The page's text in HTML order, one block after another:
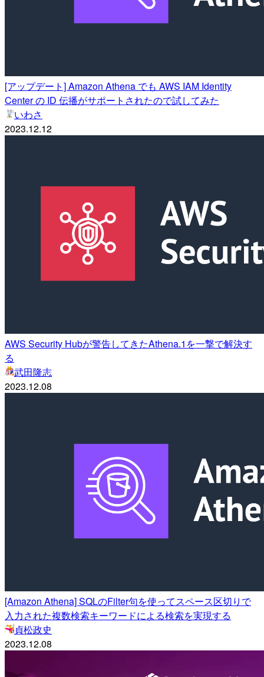
[アップデート] Amazon Athena でも AWS IAM Identity
Center の ID 伝播がサポートされたので試してみた
いわさ
2023.12.12
AWS Security Hubが警告してきたAthena.1を一撃で解決す
る
武田隆志
2023.12.08
[Amazon Athena] SQLのFilter句を使ってスペース区切りで
入力された複数検索キーワードによる検索を実現する
貞松政史
2023.12.08